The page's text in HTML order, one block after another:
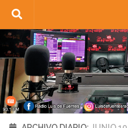
Saltar al contenido